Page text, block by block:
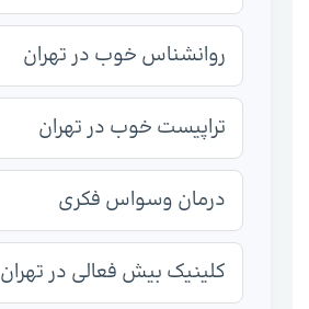
روانشناس خوب در تهران
تراپیست خوب در تهران
درمان وسواس فکری
کلینیک بیش فعالی در تهران